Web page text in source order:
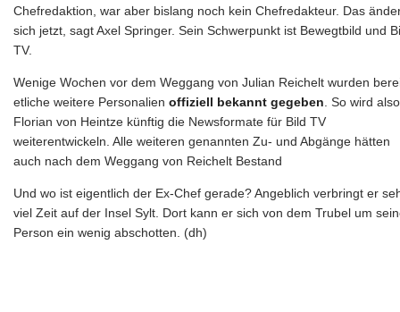
Chefredaktion, war aber bislang noch kein Chefredakteur. Das
sich jetzt, sagt Axel Springer. Sein Schwerpunkt ist Bewegtbild und
TV.
Wenige Wochen vor dem Weggang von Julian Reichelt wurden
etliche weitere Personalien offiziell bekannt gegeben. So wird also
Florian von Heintze künftig die Newsformate für Bild TV
weiterentwickeln. Alle weiteren genannten Zu- und Abgänge hätten
auch nach dem Weggang von Reichelt Bestand
Und wo ist eigentlich der Ex-Chef gerade? Angeblich verbringt er
viel Zeit auf der Insel Sylt. Dort kann er sich von dem Trubel um
Person ein wenig abschotten. (dh)